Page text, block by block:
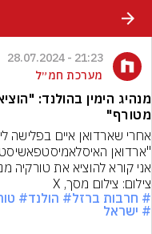
21:23 - 28.07.2024
מערכת חמ״ל
מנהיג הימין בהולנד:
מטורף"
אני קורא להוציא את טורקיה
צילום: צילום מסך, X
# חרבות ברזל# הולנד#
# ישראל